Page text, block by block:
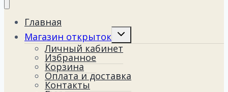
Главная
Магазин открыток
Переключить
меню
Личный кабинет
Избранное
Корзина
Оплата и доставка
Контакты